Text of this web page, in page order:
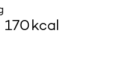
170kcal